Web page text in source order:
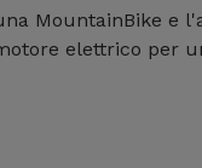
MountainBike e
elettrico per